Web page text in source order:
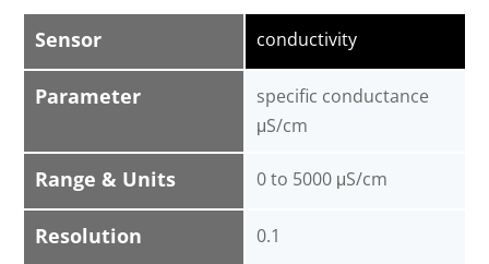
Sensor
Parameter
Range & Units
Resolution
conductivity
specific conductance
μS/cm
0 to 5000 μS/cm
0.1